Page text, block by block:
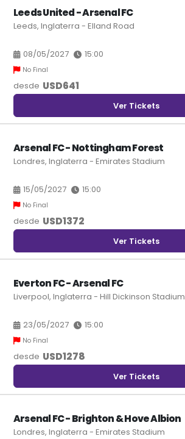
Leeds United - Arsenal FC
Leeds, Inglaterra - Elland Road
08/05/2027 15:00
No Final
desde USD641
Ver Tickets
Arsenal FC - Nottingham Forest
Londres, Inglaterra - Emirates Stadium
15/05/2027 15:00
No Final
desde USD1372
Ver Tickets
Everton FC - Arsenal FC
Liverpool, Inglaterra - Hill Dickinson Stadium
23/05/2027 15:00
No Final
desde USD1278
Ver Tickets
Arsenal FC - Brighton & Hove Albion
Londres, Inglaterra - Emirates Stadium